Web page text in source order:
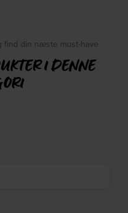
find din næste must-have
I DENNE